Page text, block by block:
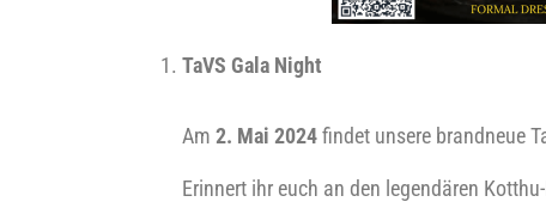
TaVS Gala Night
Am 2. Mai 2024fin­det unse­re brand­neue
Erin­nert ihr euch an den legen­dä­ren